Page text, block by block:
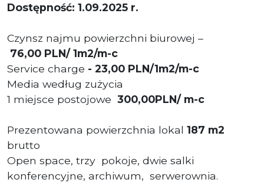
Dostępność: 1.09.2025 r.
Czynsz najmu powierzchni biurowej –
76,00 PLN/ 1m2/m-c
Service charge - 23,00 PLN/1m2/m-c
Media według zużycia
1 miejsce postojowe 300,00PLN/ m-c
Prezentowana powierzchnia lokal 187 m2
brutto
Open space, trzy pokoje, dwie salki
konferencyjne, archiwum, serwerownia.